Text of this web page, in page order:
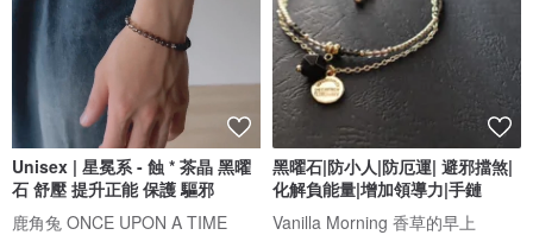
Unisex | 星冕系 - 蝕 * 茶晶 黑曜
石 舒壓 提升正能 保護 驅邪
鹿角兔 ONCE UPON A TIME
黑曜石|防小人|防厄運| 避邪擋煞|
化解負能量|增加領導力|手鏈
Vanilla Morning 香草的早上